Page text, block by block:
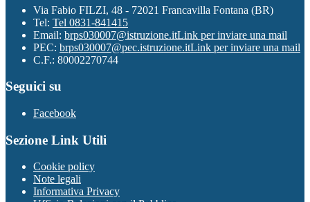
Via Fabio FILZI, 48 - 72021 Francavilla Fontana (BR)
Tel: Tel 0831-841415
Email: brps030007@istruzione.itLink per inviare una mail
PEC: brps030007@pec.istruzione.itLink per inviare una mail
C.F.: 80002270744
Seguici su
Facebook
Sezione Link Utili
Cookie policy
Note legali
Informativa Privacy